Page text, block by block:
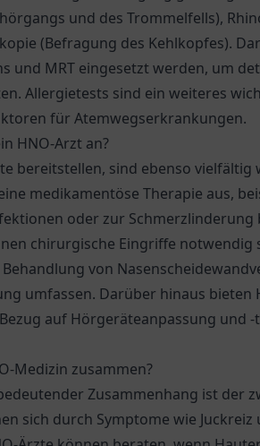
und des Trommelfells),
(Befragung des Kehlkopfes).
und MRT eingesetzt werden, um
Allergietests sind ein weiteres
für Atemwegserkrankungen.
HNO-Arzt an?
bereitstellen, sind ebenso vielfältig
medikamentöse Therapie aus,
oder zur Schmerzlinderung
chirurgische Eingriffe notwendig
von
umfassen. Darüber hinaus bieten
auf Hörgeräteanpassung und
Medizin zusammen?
Zusammenhang ist der
sich durch Symptome wie Juckreiz